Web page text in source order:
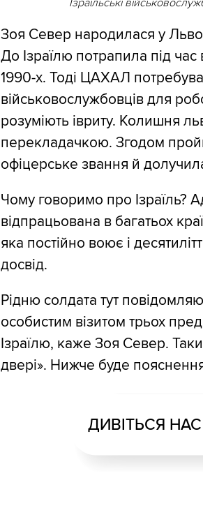
Ізраїльські
Зоя Север народилася у
До Ізраїлю потрапила під час
1990-х. Тоді ЦАХАЛ
військовослужбовців для
розуміють івриту. Колишня
перекладачкою. Згодом
офіцерське звання й
Чому говоримо про Ізраїль?
відпрацьована в багатьох
яка постійно воює і
досвід.
Рідню солдата тут
особистим візитом трьох
Ізраїлю, каже Зоя Север.
двері». Нижче буде
ДИВІТЬСЯ